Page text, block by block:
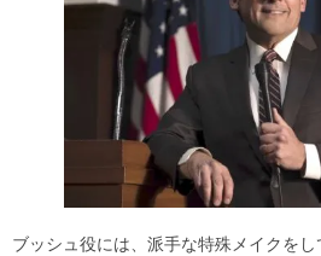
ブッシュ役には、派手な特殊メイクを